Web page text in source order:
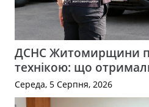
ДСНС Житомирщини
технікою: що
Середа, 5 Серпня, 2026